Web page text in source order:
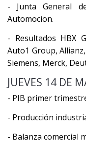
- Junta General
Automocion.
- Resultados HBX
Auto1 Group,
Siemens, Merck,
JUEVES 14 DE
- PIB primer
- Producción
- Balanza comercial